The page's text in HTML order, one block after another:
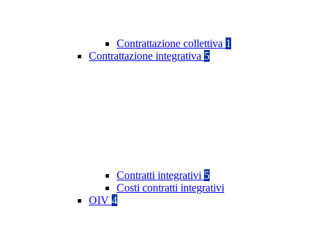
Contrattazione collettiva 1
Contrattazione integrativa 5
Contratti integrativi 5
Costi contratti integrativi
OIV 4